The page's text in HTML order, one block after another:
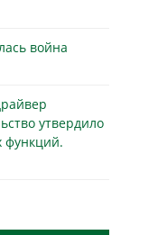
война
утвердило
функций.